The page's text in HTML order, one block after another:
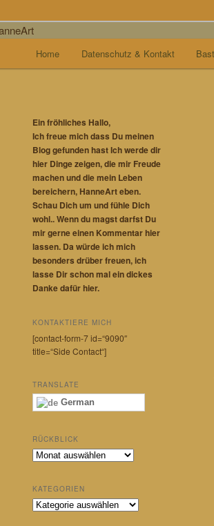
HanneArt
von allem etwas
Home Datenschutz & Kontakt
Ein fröhliches Hallo,
Ich freue mich dass Du meinen
Blog gefunden hast Ich werde dir
hier Dinge zeigen, die mir Freude
machen und die mein Leben
bereichern, HanneArt eben.
Schau Dich um und fühle Dich
wohl..Wenn du magst darfst Du
mir gerne einen Kommentar hier
lassen. Da würde ich mich
besonders drüber freuen, ich
lasse Dir schon mal ein dickes
Danke dafür hier.
KONTAKTIERE MICH
[contact-form-7 id=“9090″
title=“Side Contact“]
TRANSLATE
German
RÜCKBLICK
R
k
b
KATEGORIEN
K